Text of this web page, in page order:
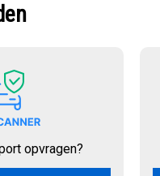
opvragen?